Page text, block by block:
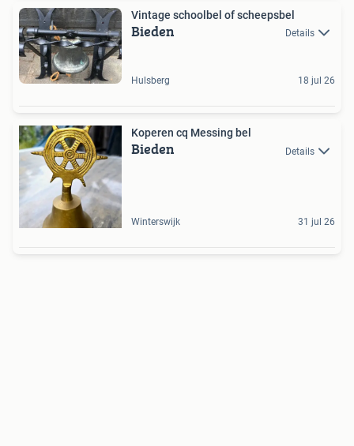
Vintage schoolbel of scheepsbel
Bieden Details
Hulsberg 18 jul 26
Koperen cq Messing bel
Bieden Details
Winterswijk 31 jul 26